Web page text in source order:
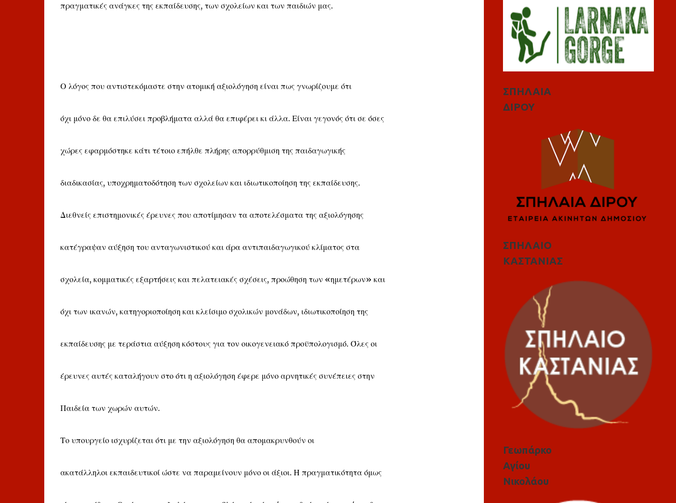
πραγματικές ανάγκες της εκπαίδευσης, των σχολείων και των παιδιών μας.
Ο λόγος που αντιστεκόμαστε στην ατομική αξιολόγηση είναι πως γνωρίζουμε ότι
όχι μόνο δε θα επιλύσει προβλήματα αλλά θα επιφέρει κι άλλα. Είναι γεγονός ότι σε όσες
χώρες εφαρμόστηκε κάτι τέτοιο επήλθε πλήρης απορρύθμιση της παιδαγωγικής
διαδικασίας, υποχρηματοδότηση των σχολείων και ιδιωτικοποίηση της εκπαίδευσης.
Διεθνείς επιστημονικές έρευνες που αποτίμησαν τα αποτελέσματα της αξιολόγησης
κατέγραψαν αύξηση του ανταγωνιστικού και άρα αντιπαιδαγωγικού κλίματος στα
σχολεία, κομματικές εξαρτήσεις και πελατειακές σχέσεις, προώθηση των «ημετέρων» και
όχι των ικανών, κατηγοριοποίηση και κλείσιμο σχολικών μονάδων, ιδιωτικοποίηση της
εκπαίδευσης με τεράστια αύξηση κόστους για τον οικογενειακό προϋπολογισμό. Όλες οι
έρευνες αυτές καταλήγουν στο ότι η αξιολόγηση έφερε μόνο αρνητικές συνέπειες στην
Παιδεία των χωρών αυτών.
Το υπουργείο ισχυρίζεται ότι με την αξιολόγηση θα απομακρυνθούν οι
ακατάλληλοι εκπαιδευτικοί ώστε να παραμείνουν μόνο οι άξιοι. Η πραγματικότητα όμως
ΣΠΗΛΑΙΑ
ΔΙΡΟΥ
ΣΠΗΛΑΙΟ
ΚΑΣΤΑΝΙΑΣ
Γεωπάρκο
Αγίου
Νικολάου